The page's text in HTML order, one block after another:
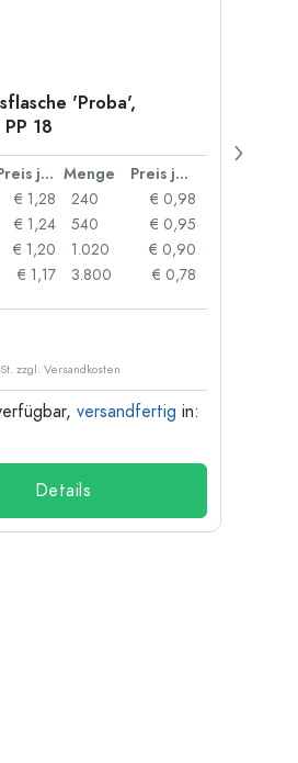
'Proba',
18
Preis je Stück Menge
Preis je Stück
€ 1,28
€ 1,24
€ 1,20
€ 1,17
240
€ 0,98
540
€ 0,95
1.020
€ 0,90
3.800
€ 0,78
zzgl. Versandkosten
versandfertig in:
Details